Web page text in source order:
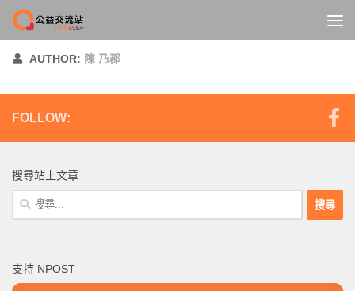
Skip to content
AUTHOR: 陳 乃郡
FOLLOW:
搜尋站上文章
搜
尋
字:
支持 NPOST